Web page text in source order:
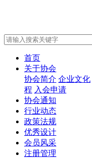
首页
关于协会
协会简介 企业文化
程 入会申请
协会通知
行业动态
政策法规
优秀设计
会员风采
注册管理